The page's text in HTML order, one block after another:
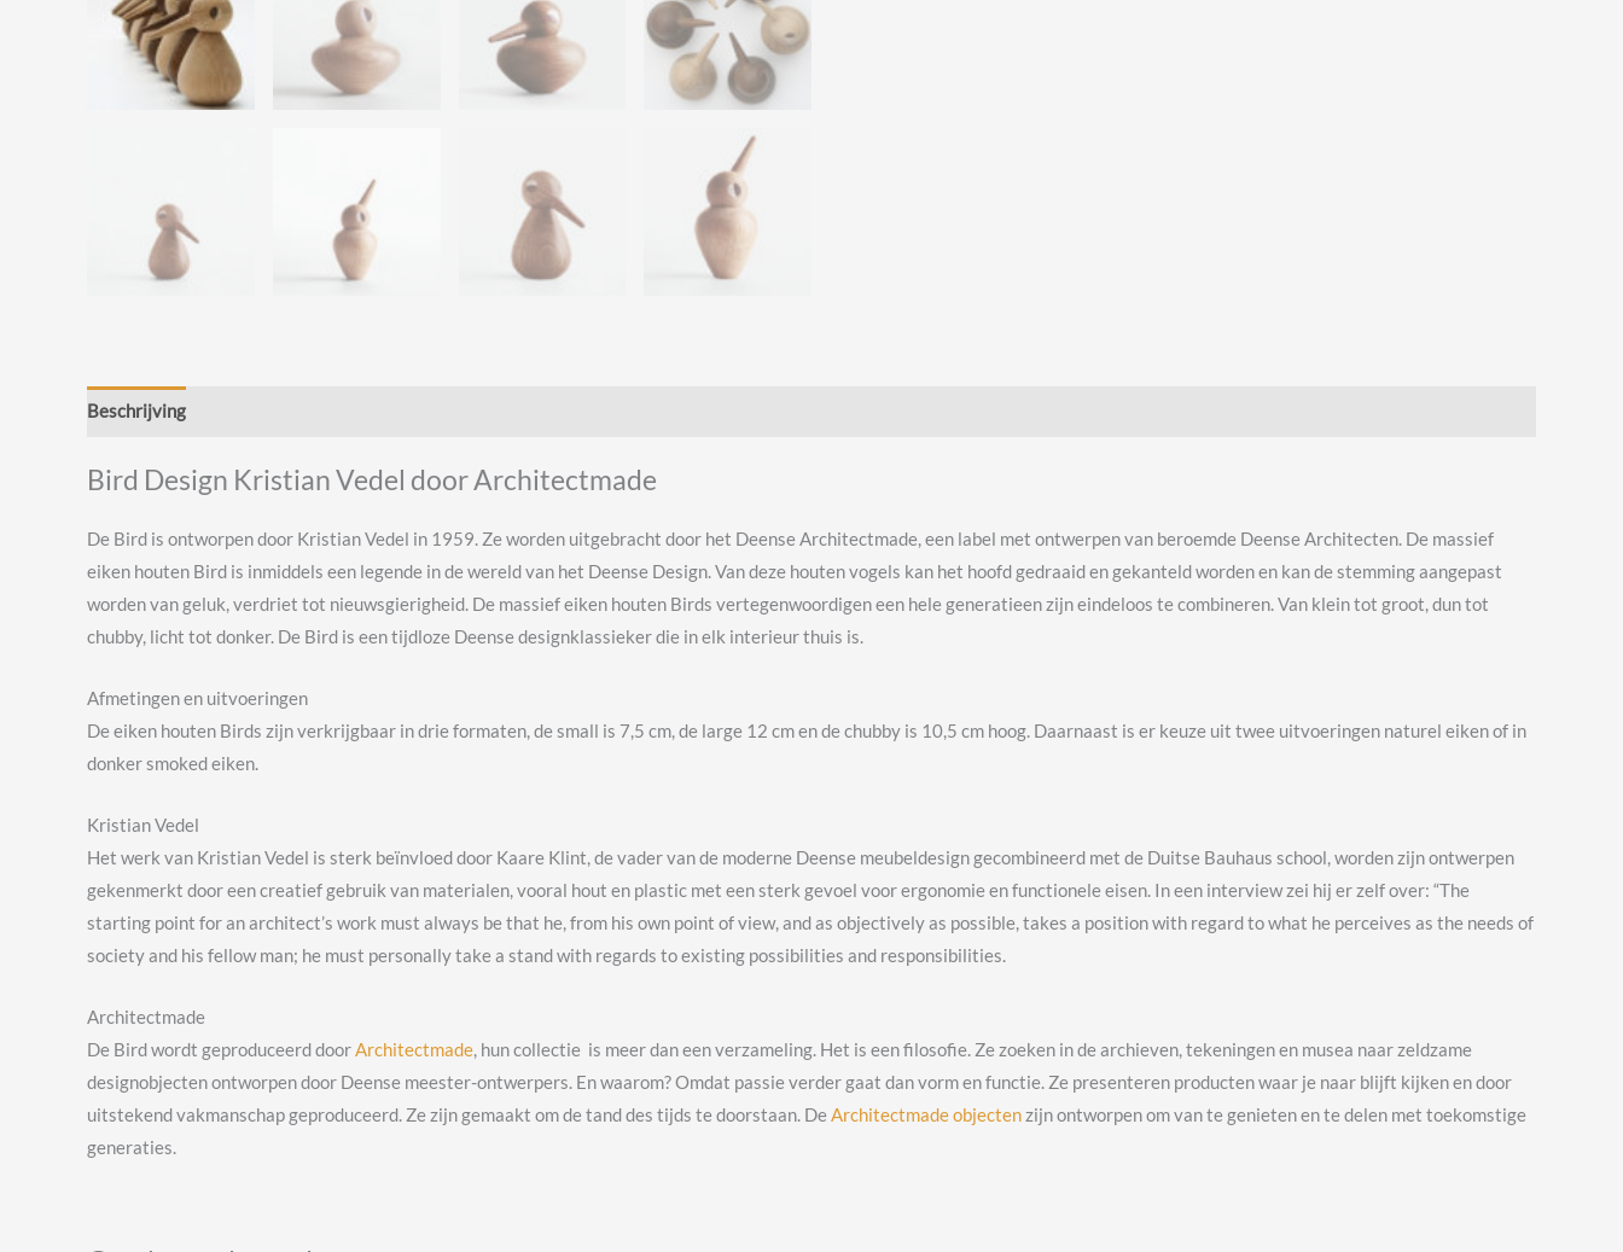
Beschrijving
Bird Design Kristian Vedel door Architectmade
De Bird is ontworpen door Kristian Vedel in 1959. Ze worden uitgebracht door het Deense Architectmade, een label met ontwerpen van beroemde Deense Architecten. De massief
eiken houten Bird is inmiddels een legende in de wereld van het Deense Design. Van deze houten vogels kan het hoofd gedraaid en gekanteld worden en kan de stemming aangepast
worden van geluk, verdriet tot nieuwsgierigheid. De massief eiken houten Birds vertegenwoordigen een hele generatieen zijn eindeloos te combineren. Van klein tot groot, dun tot
chubby, licht tot donker. De Bird is een tijdloze Deense designklassieker die in elk interieur thuis is.
Afmetingen en uitvoeringen
De eiken houten Birds zijn verkrijgbaar in drie formaten, de small is 7,5 cm, de large 12 cm en de chubby is 10,5 cm hoog. Daarnaast is er keuze uit twee uitvoeringen naturel eiken of in
donker smoked eiken.
Kristian Vedel
Het werk van Kristian Vedel is sterk beïnvloed door Kaare Klint, de vader van de moderne Deense meubeldesign gecombineerd met de Duitse Bauhaus school, worden zijn ontwerpen
gekenmerkt door een creatief gebruik van materialen, vooral hout en plastic met een sterk gevoel voor ergonomie en functionele eisen. In een interview zei hij er zelf over: “The
starting point for an architect’s work must always be that he, from his own point of view, and as objectively as possible, takes a position with regard to what he perceives as the needs of
society and his fellow man; he must personally take a stand with regards to existing possibilities and responsibilities.
Architectmade
De Bird wordt geproduceerd doorArchitectmade, hun collectie is meer dan een verzameling. Het is een filosofie. Ze zoeken in de archieven, tekeningen en musea naar zeldzame
designobjecten ontworpen door Deense meester-ontwerpers. En waarom? Omdat passie verder gaat dan vorm en functie. Ze presenteren producten waar je naar blijft kijken en door
uitstekend vakmanschap geproduceerd. Ze zijn gemaakt om de tand des tijds te doorstaan. DeArchitectmade objectenzijn ontworpen om van te genieten en te delen met toekomstige
generaties.